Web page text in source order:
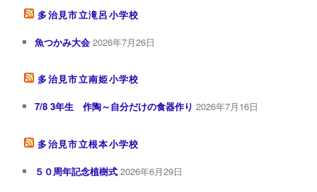
多治見市立滝呂小学校
魚つかみ大会 2026年7月26日
多治見市立南姫小学校
7/8 3年生 作陶～自分だけの食器作り 2026年7月16日
多治見市立根本小学校
５０周年記念植樹式 2026年6月29日